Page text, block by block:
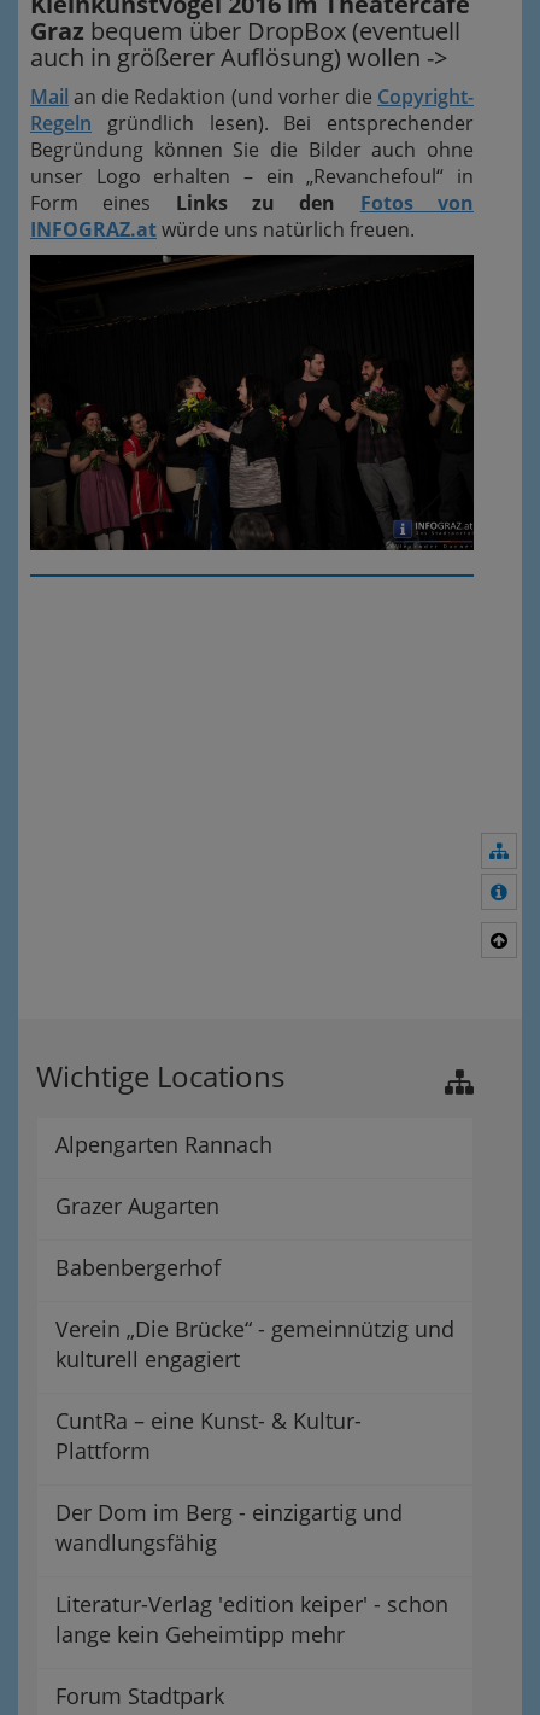
Graz bequem über DropBox (eventuell
auch in größerer Auflösung) wollen ->
Mail an die Redaktion (und vorher die Copyright-
Regeln gründlich lesen). Bei entsprechender
Begründung können Sie die Bilder auch ohne
unser Logo erhalten – ein „Revanchefoul“ in
Form eines Links zu den Fotos von
INFOGRAZ.atwürde uns natürlich freuen.
Wichtige Locations
Alpengarten Rannach
Grazer Augarten
Babenbergerhof
Verein „Die Brücke“ - gemeinnützig und
kulturell engagiert
CuntRa – eine Kunst- & Kultur-
Plattform
Der Dom im Berg - einzigartig und
wandlungsfähig
Literatur-Verlag 'edition keiper' - schon
lange kein Geheimtipp mehr
Forum Stadtpark